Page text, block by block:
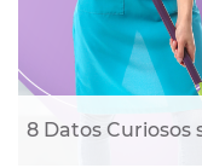
8 Datos Curiosos